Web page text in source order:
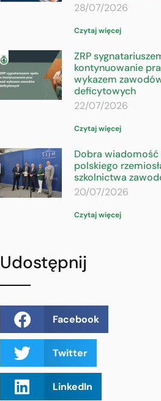
28/07/2026
Czytaj więcej
ZRP
kontynuowanie
wykazem
deficytowych
22/07/2026
Czytaj więcej
Dobra wiadomość
polskiego
szkolnictwa
20/07/2026
Czytaj więcej
Udostępnij
Facebook
Twitter
LinkedIn